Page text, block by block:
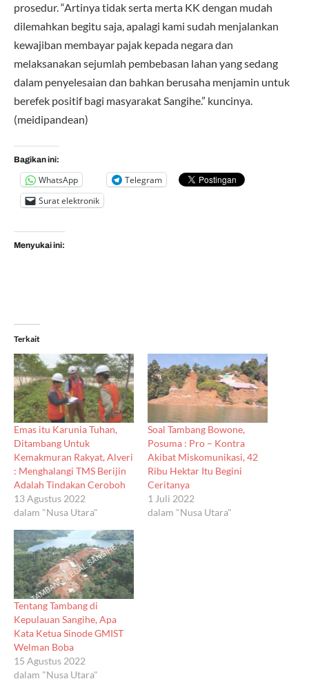
prosedur. “Artinya tidak serta merta KK dengan mudah
dilemahkan begitu saja, apalagi kami sudah menjalankan
kewajiban membayar pajak kepada negara dan
melaksanakan sejumlah pembebasan lahan yang sedang
dalam penyelesaian dan bahkan berusaha menjamin untuk
berefek positif bagi masyarakat Sangihe.” kuncinya.
(meidipandean)
Bagikan ini:
WhatsApp
Telegram
Surat elektronik
Menyukai ini:
Terkait
Emas itu Karunia Tuhan,
Ditambang Untuk
Kemakmuran Rakyat, Alveri
: Menghalangi TMS Berijin
Adalah Tindakan Ceroboh
13 Agustus 2022
dalam "Nusa Utara"
Soal Tambang Bowone,
Posuma : Pro – Kontra
Akibat Miskomunikasi, 42
Ribu Hektar Itu Begini
Ceritanya
1 Juli 2022
dalam "Nusa Utara"
Tentang Tambang di
Kepulauan Sangihe, Apa
Kata Ketua Sinode GMIST
Welman Boba
15 Agustus 2022
dalam "Nusa Utara"